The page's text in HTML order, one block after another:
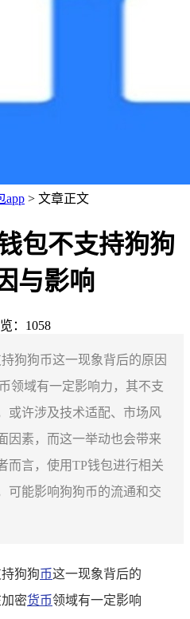
app > 文章正文
包不支持狗狗
与影响
：1058
狗狗币这一现象背后的原因
领域有一定影响力，其不支
或许涉及技术适配、市场风
因素，而这一举动也会带来
而言，使用TP钱包进行相关
可能影响狗狗币的流通和交
狗狗币这一现象背后的
密货币领域有一定影响